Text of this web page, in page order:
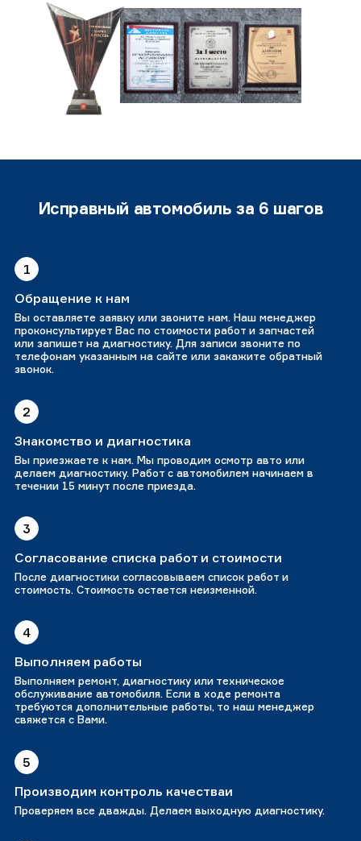
Исправный автомобиль за 6 шагов
1
Обращение к нам
Вы оставляете заявку или звоните нам. Наш менеджер
проконсультирует Вас по стоимости работ и запчастей
или запишет на диагностику. Для записи звоните по
телефонам указанным на сайте или закажите обратный
звонок.
2
Знакомство и диагностика
Вы приезжаете к нам. Мы проводим осмотр авто или
делаем диагностику. Работ с автомобилем начинаем в
течении 15 минут после приезда.
3
Согласование списка работ и стоимости
После диагностики согласовываем список работ и
стоимость. Стоимость остается неизменной.
4
Выполняем работы
Выполняем ремонт, диагностику или техническое
обслуживание автомобиля. Если в ходе ремонта
требуются дополнительные работы, то наш менеджер
свяжется с Вами.
5
Производим контроль качестваи
Проверяем все дважды. Делаем выходную диагностику.